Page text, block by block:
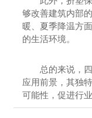
够改善建筑内部
暖、夏季降温方
的生活环境。
总的来说，
应用前景，其独
可能性，促进行